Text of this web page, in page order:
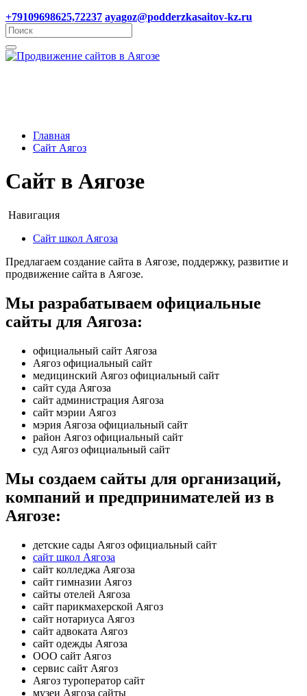
+79109698625,72237 ayagoz@podderzkasaitov-kz.ru
Главная
Сайт Аягоз
Сайт в Аягозе
Навигация
Сайт школ Аягоза
Предлагаем создание сайта в Аягозе, поддержку, развитие и
продвижение сайта в Аягозе.
Мы разрабатываем официальные
сайты для Аягоза:
официальный сайт Аягоза
Аягоз официальный сайт
медицинский Аягоз официальный сайт
сайт суда Аягоза
сайт администрация Аягоза
сайт мэрии Аягоз
мэрия Аягоза официальный сайт
район Аягоз официальный сайт
суд Аягоз официальный сайт
Мы создаем сайты для организаций,
компаний и предпринимателей из в
Аягозе:
детские сады Аягоз официальный сайт
сайт школ Аягоза
сайт колледжа Аягоза
сайт гимназии Аягоз
сайты отелей Аягоза
сайт парикмахерской Аягоз
сайт нотариуса Аягоз
сайт адвоката Аягоз
сайт одежды Аягоза
ООО сайт Аягоз
сервис сайт Аягоз
Аягоз туроператор сайт
музеи Аягоза сайты